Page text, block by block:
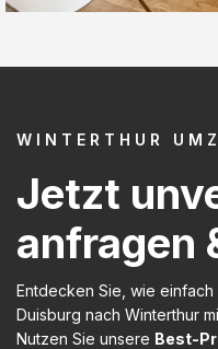
WINTERTHUR
Jetzt
anfragen
Entdecken Sie, wie
Duisburg nach Winterthur
Nutzen Sie unsere Best-